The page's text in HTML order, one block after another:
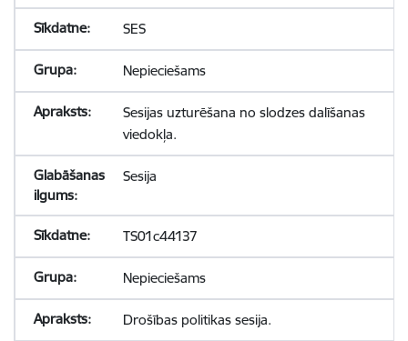
SES
Nepieciešams
Sesijas uzturēšana no slodzes dalīšanas
viedokļa.
Sesija
TS01c44137
Nepieciešams
Drošības politikas sesija.